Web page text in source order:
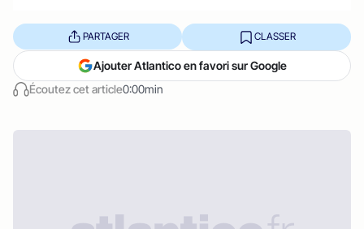
Écoutez cet article0:00min
PARTAGER CLASSER
Ajouter Atlantico en favori sur Google